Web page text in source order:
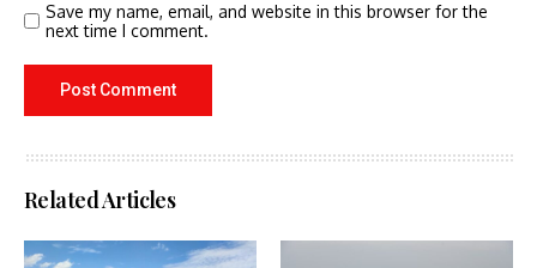
Save my name, email, and website in this browser for the
next time I comment.
Related Articles